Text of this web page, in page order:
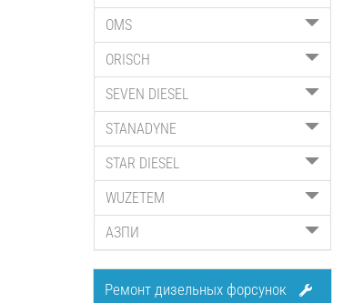
OMS
ORISCH
SEVEN DIESEL
STANADYNE
STAR DIESEL
WUZETEM
АЗПИ
Ремонт дизельных форсунок